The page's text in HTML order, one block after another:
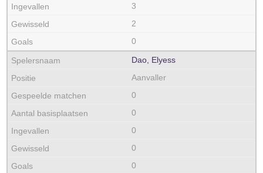
3
2
0
Dao, Elyess
Aanvaller
0
0
0
0
0